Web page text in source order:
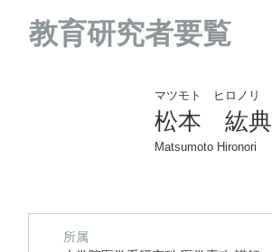
教育研究者要覧
マツモト ヒロノリ
松本 紘典
Matsumoto Hironori
所属